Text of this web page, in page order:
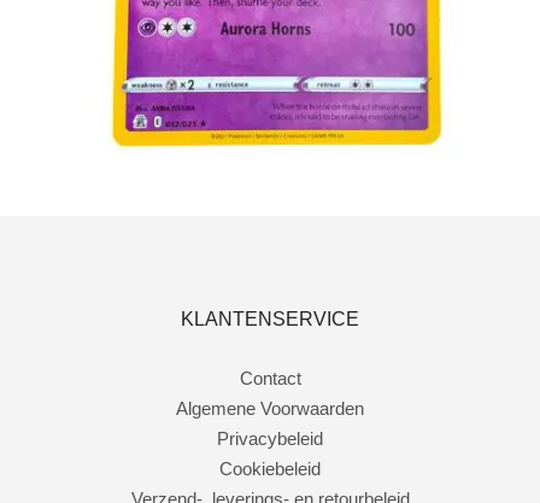
KLANTENSERVICE
Contact
Algemene Voorwaarden
Privacybeleid
Cookiebeleid
Verzend-, leverings- en retourbeleid